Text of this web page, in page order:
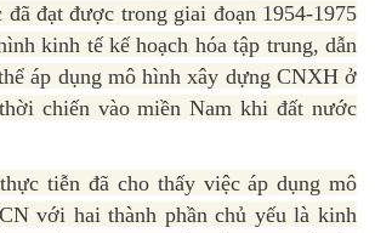
đạt được trong giai đoạn 1954-1975
kinh tế kế hoạch hóa tập trung, dẫn
áp dụng mô hình xây dựng CNXH ở
chiến vào miền Nam khi đất nước
tiễn đã cho thấy việc áp dụng mô
với hai thành phần chủ yếu là kinh